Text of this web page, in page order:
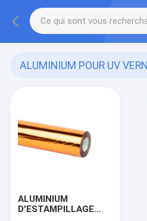
ALUMINIUM POUR UV VERNI
ALUMINIUM
D'ESTAMPILLAGE